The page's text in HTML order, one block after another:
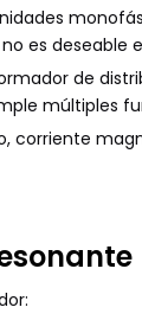
es deseable
de
múltiples